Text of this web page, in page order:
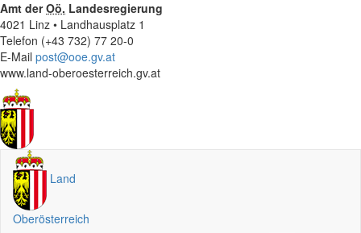
Amt derOö. Landesregierung
4021 Linz • Landhausplatz 1
Telefon (+43 732) 77 20-0
E-Mail post@ooe.gv.at
www.land-oberoesterreich.gv.at
Land
Oberösterreich